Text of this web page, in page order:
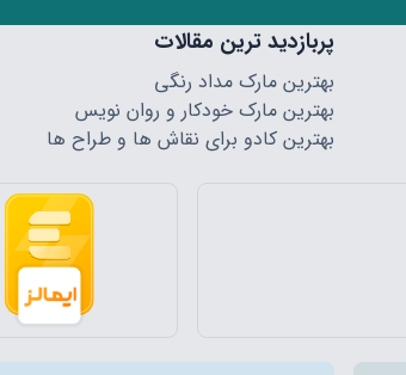
پربازدید ترین مقالات
بهترین مارک مداد رنگی
بهترین مارک خودکار و روان نویس
بهترین کادو برای نقاش ها و طراح ها